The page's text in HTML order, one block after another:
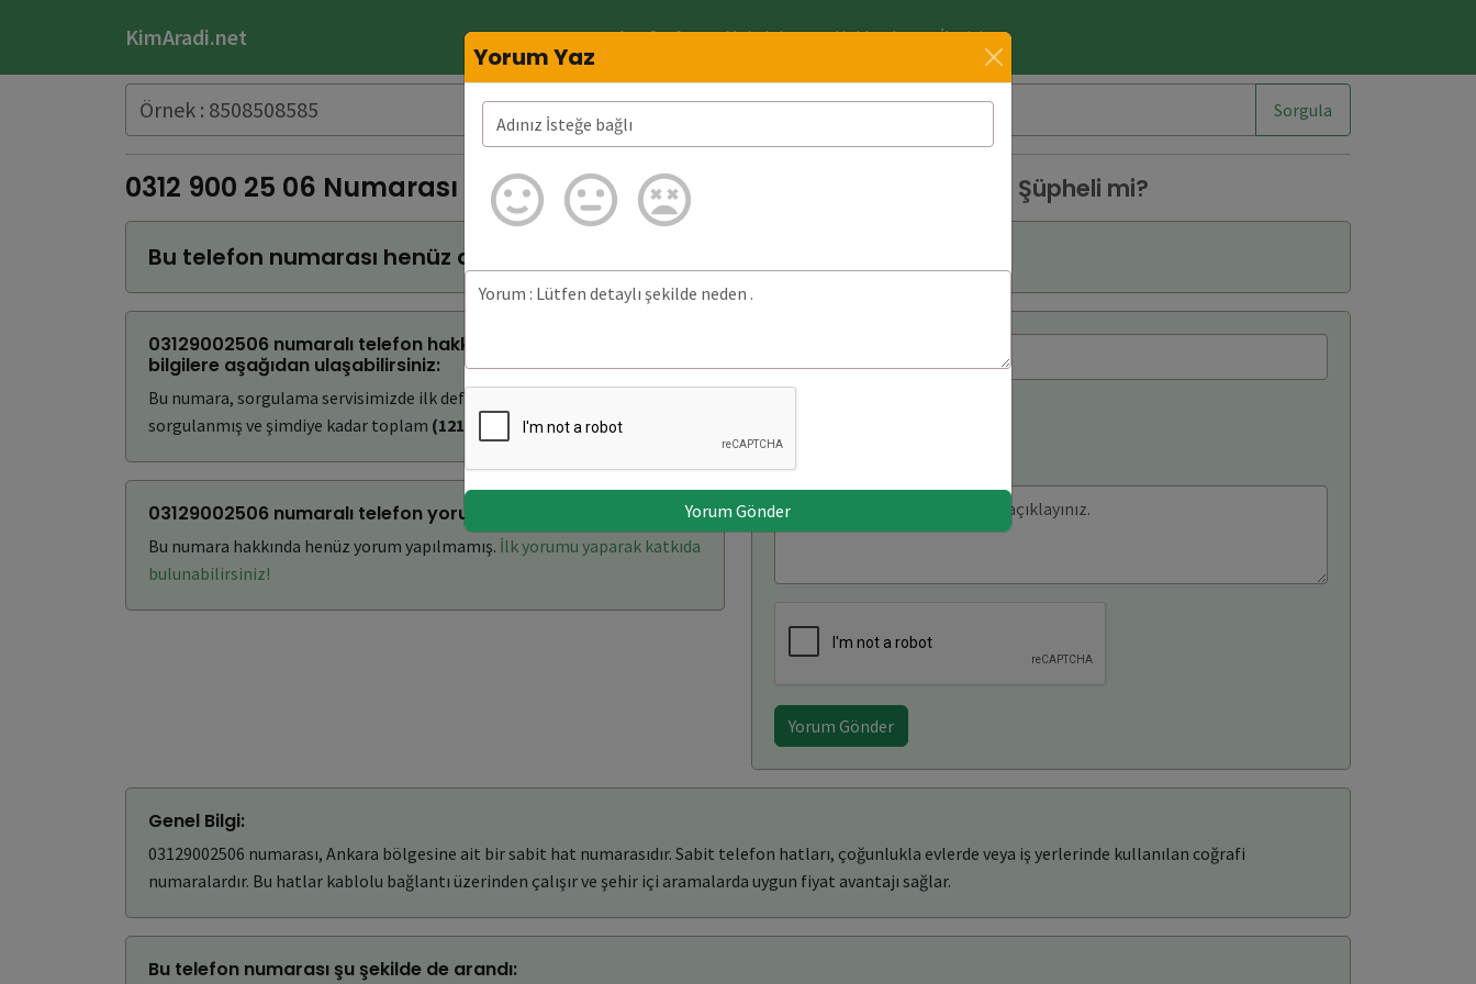
KimAradi.net Ana Sayfa Makaleler Hakkında İletişim
Sorgula
0312 900 25 06 Numarası Kimin? 03129002506 Neden arar? 03129002506 Şüpheli mi?
Bu telefon numarası henüz doğrulanmadı.
03129002506 numaralı telefon hakkında bulunan detaylı
bilgilere aşağıdan ulaşabilirsiniz:
Bu numara, sorgulama servisimizde ilk defa
sorgulanmış ve şimdiye kadar toplam (121) kez aranmıştır.
03129002506 numaralı telefon yorumları: (0)
Bu numara hakkında henüz yorum yapılmamış. İlk yorumu yaparak katkıda
bulunabilirsiniz!
Yorum Gönder
Genel Bilgi:
03129002506 numarası, Ankara bölgesine ait bir sabit hat numarasıdır. Sabit telefon hatları, çoğunlukla evlerde veya iş yerlerinde kullanılan coğrafi
numaralardır. Bu hatlar kablolu bağlantı üzerinden çalışır ve şehir içi aramalarda uygun fiyat avantajı sağlar.
Bu telefon numarası şu şekilde de arandı:
Yorum Yaz
Yorum Gönder